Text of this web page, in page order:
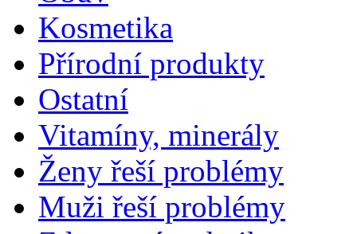
Kosmetika
Přírodní produkty
Ostatní
Vitamíny, minerály
Ženy řeší problémy
Muži řeší problémy